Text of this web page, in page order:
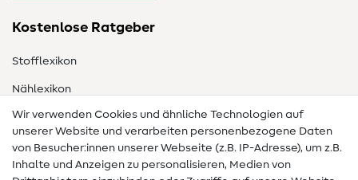
Kostenlose Ratgeber
Stofflexikon
Nählexikon
Nähanleitungen
Hilfe & Kontakt
Wir verwenden Cookies und ähnliche Technologien auf
unserer Website und verarbeiten personenbezogene Daten
von Besucher:innen unserer Webseite (z.B. IP-Adresse), um z.B.
Inhalte und Anzeigen zu personalisieren, Medien von